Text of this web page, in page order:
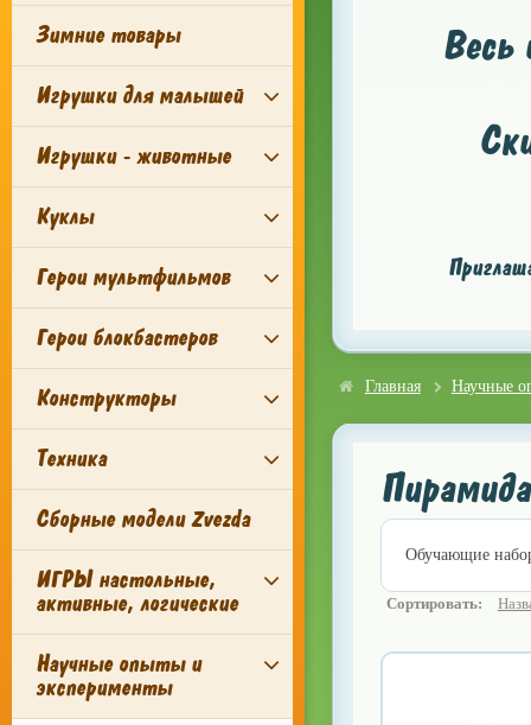
Зимние товары
Игрушки для малышей
Игрушки - животные
Куклы
Герои мультфильмов
Герои блокбастеров
Конструкторы
Техника
Сборные модели Zvezda
ИГРЫ настольные,
активные, логические
Научные опыты и
эксперименты
Весь
Главная Научные
Обучающие
Сортировать: